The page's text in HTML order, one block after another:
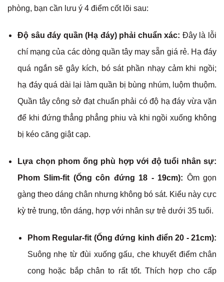
phòng, bạn cần lưu ý 4 điểm cốt lõi sau:
Độ sâu đáy quần (Hạ đáy) phải chuẩn xác: Đây là lỗi
chí mạng của các dòng quần tây may sẵn giá rẻ. Hạ đáy
quá ngắn sẽ gây kích, bó sát phần nhạy cảm khi ngồi;
hạ đáy quá dài lại làm quần bị bùng nhúm, luộm thuộm.
Quần tây công sở đạt chuẩn phải có độ hạ đáy vừa vặn
để khi đứng thẳng phẳng phiu và khi ngồi xuống không
bị kéo căng giật cạp.
Lựa chọn phom ống phù hợp với độ tuổi nhân sự:
Phom Slim-fit (Ống côn đứng 18 - 19cm): Ôm gọn
gàng theo dáng chân nhưng không bó sát. Kiểu này cực
kỳ trẻ trung, tôn dáng, hợp với nhân sự trẻ dưới 35 tuổi.
Phom Regular-fit (Ống đứng kinh điển 20 - 21cm):
Suông nhẹ từ đùi xuống gấu, che khuyết điểm chân
cong hoặc bắp chân to rất tốt. Thích hợp cho cấp